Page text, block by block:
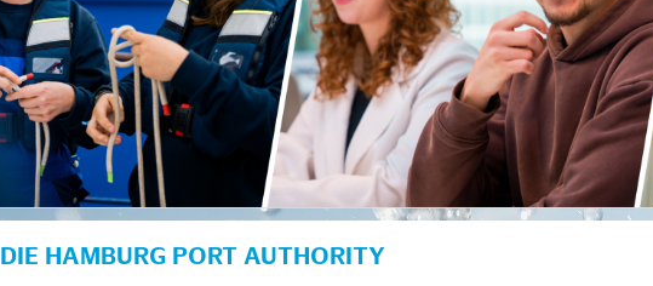
DIE HAMBURG PORT AUTHORITY